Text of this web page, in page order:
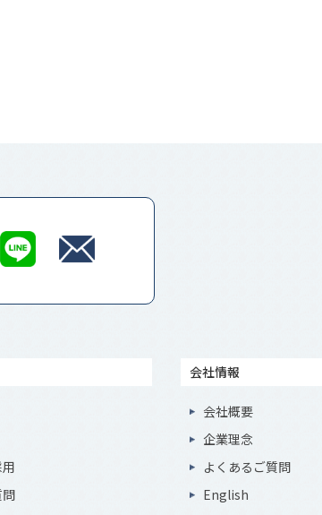
会社情報
会社概要
企業理念
よくあるご質問
English